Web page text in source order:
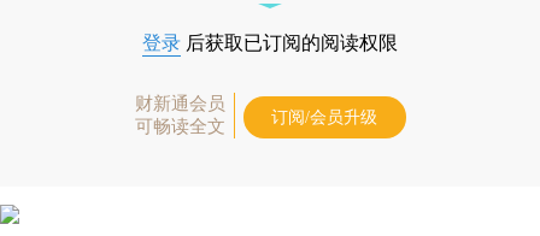
登录 后获取已订阅的阅读权限
财新通会员
可畅读全文
订阅/会员升级